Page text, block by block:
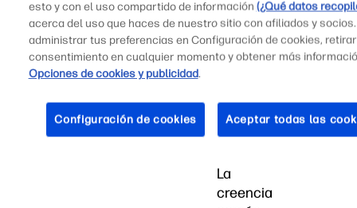
charlas
sobre
qué
ideal
para
La
creencia
esto y con el uso compartido de información (¿Qué datos
acerca del uso que haces de nuestro sitio con afiliados y
administrar tus preferencias en Configuración de cookies,
consentimiento en cualquier momento y obtener más
Opciones de cookies y publicidad.
Configuración de cookies Aceptar todas las